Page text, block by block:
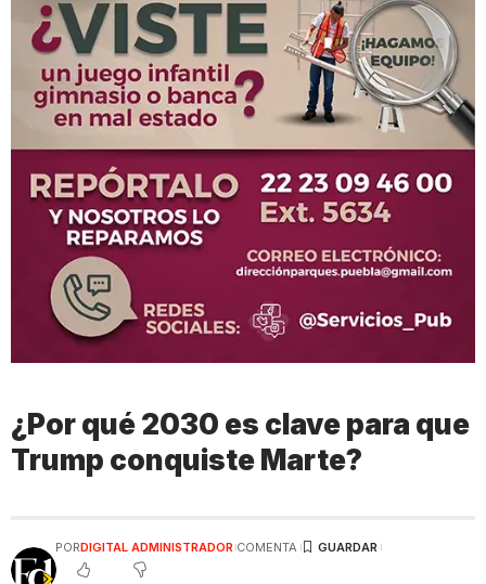
¿Por qué 2030 es clave para que
Trump conquiste Marte?
PORDIGITAL ADMINISTRADOR COMENTA